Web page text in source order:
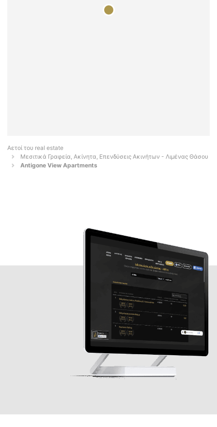
Αετοί του real estate
Μεσιτικά Γραφεία, Ακίνητα, Επενδύσεις Ακινήτων - Λιμένας Θάσου
Antigone View Apartments